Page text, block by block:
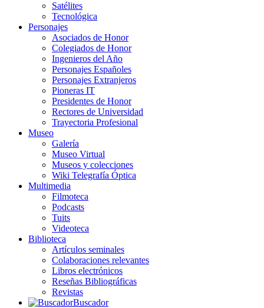
Satélites
Tecnológica
Personajes
Asociados de Honor
Colegiados de Honor
Ingenieros del Año
Personajes Españoles
Personajes Extranjeros
Pioneras IT
Presidentes de Honor
Rectores de Universidad
Trayectoria Profesional
Museo
Galería
Museo Virtual
Museos y colecciones
Wiki Telegrafía Óptica
Multimedia
Filmoteca
Podcasts
Tuits
Videoteca
Biblioteca
Artículos seminales
Colaboraciones relevantes
Libros electrónicos
Reseñas Bibliográficas
Revistas
Buscador